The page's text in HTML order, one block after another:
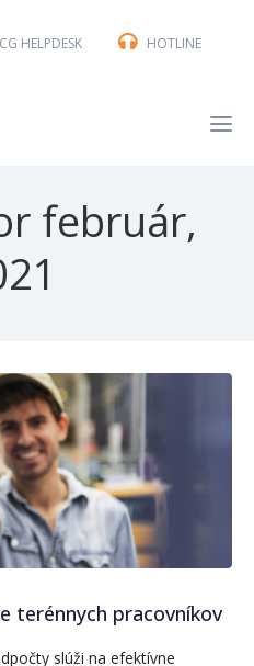
CG HELPDESK HOTLINE
február,
terénnych pracovníkov
slúži na efektívne